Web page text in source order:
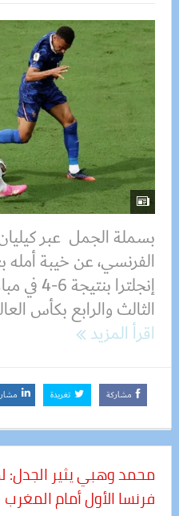
بسملة الجمل عبر
الفرنسي، عن خيبة أمله
إنجلترا
الثالث والرابع بكأس العالم 2026، مؤكدًا
اقرأ المزيد
مشاركة تغريدة
محمد وهبي يثير
فرنسا الأول أمام المغرب